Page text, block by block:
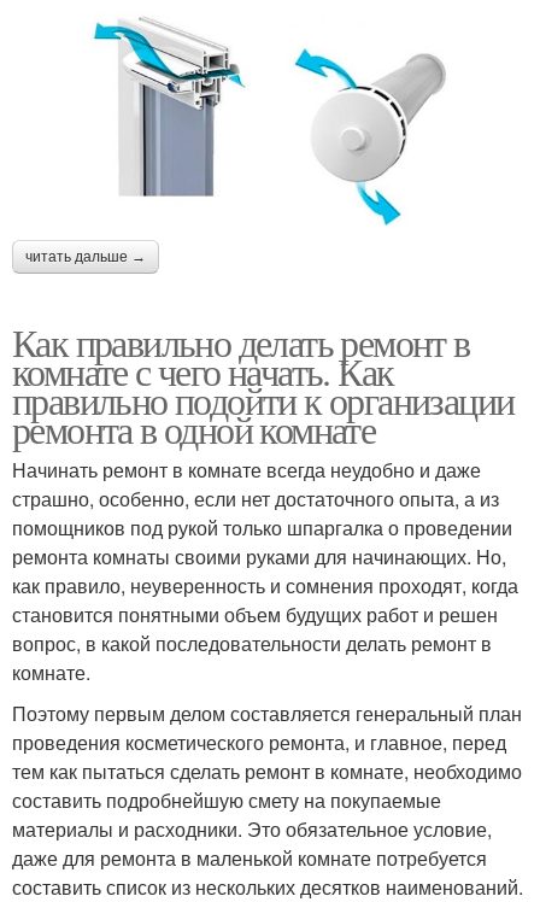
читать дальше →
Как правильно делать ремонт в
комнате с чего начать. Как
правильно подойти к организации
ремонта в одной комнате
Начинать ремонт в комнате всегда неудобно и даже
страшно, особенно, если нет достаточного опыта, а из
помощников под рукой только шпаргалка о проведении
ремонта комнаты своими руками для начинающих. Но,
как правило, неуверенность и сомнения проходят, когда
становится понятными объем будущих работ и решен
вопрос, в какой последовательности делать ремонт в
комнате.
Поэтому первым делом составляется генеральный план
проведения косметического ремонта, и главное, перед
тем как пытаться сделать ремонт в комнате, необходимо
составить подробнейшую смету на покупаемые
материалы и расходники. Это обязательное условие,
даже для ремонта в маленькой комнате потребуется
составить список из нескольких десятков наименований.